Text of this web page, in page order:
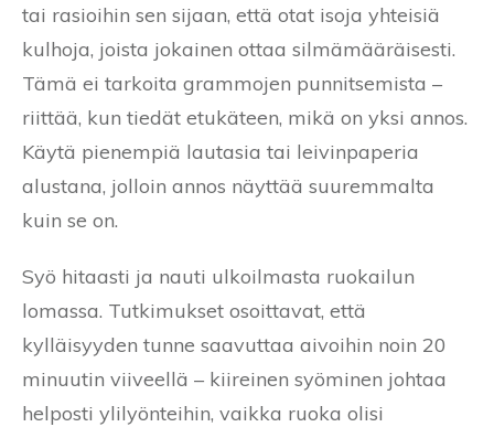
tai rasioihin sen sijaan, että otat isoja yhteisiä
kulhoja, joista jokainen ottaa silmämääräisesti.
Tämä ei tarkoita grammojen punnitsemista –
riittää, kun tiedät etukäteen, mikä on yksi annos.
Käytä pienempiä lautasia tai leivinpaperia
alustana, jolloin annos näyttää suuremmalta
kuin se on.
Syö hitaasti ja nauti ulkoilmasta ruokailun
lomassa. Tutkimukset osoittavat, että
kylläisyyden tunne saavuttaa aivoihin noin 20
minuutin viiveellä – kiireinen syöminen johtaa
helposti ylilyönteihin, vaikka ruoka olisi